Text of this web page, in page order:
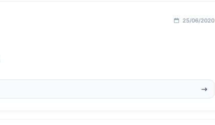
25/06/2020